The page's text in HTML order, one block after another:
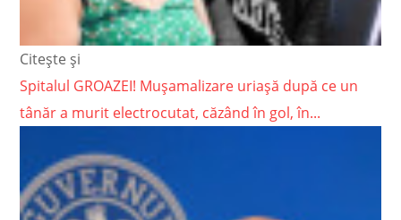
Citește și
Spitalul GROAZEI! Mușamalizare uriașă după ce un
tânăr a murit electrocutat, căzând în gol, în...